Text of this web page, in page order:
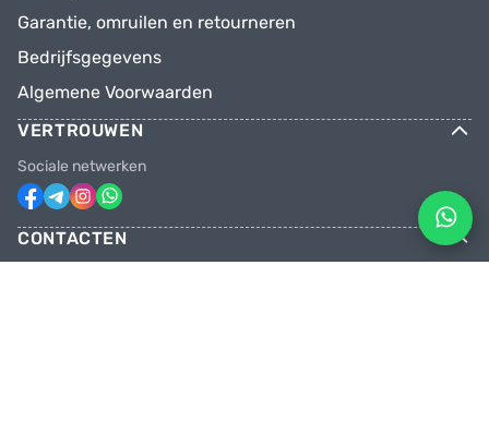
Garantie, omruilen en retourneren
Bedrijfsgegevens
Algemene Voorwaarden
VERTROUWEN
Sociale netwerken
CONTACTEN